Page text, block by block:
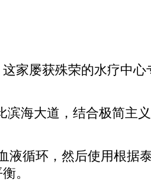
家屡获殊荣的水疗中
海大道，结合极简主
循环，然后使用根据
。